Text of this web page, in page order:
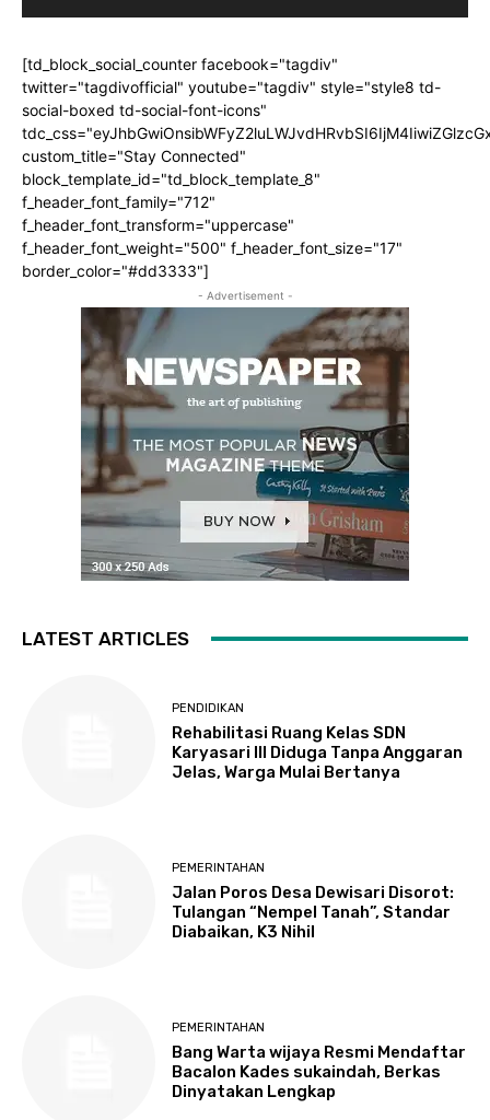
[td_block_social_counter facebook="tagdiv"
twitter="tagdivofficial" youtube="tagdiv" style="style8 td-
social-boxed td-social-font-icons"
custom_title="Stay Connected"
block_template_id="td_block_template_8"
f_header_font_family="712"
f_header_font_transform="uppercase"
f_header_font_weight="500" f_header_font_size="17"
border_color="#dd3333"]
- Advertisement -
LATEST ARTICLES
PENDIDIKAN
Rehabilitasi Ruang Kelas SDN
Karyasari III Diduga Tanpa Anggaran
Jelas, Warga Mulai Bertanya
PEMERINTAHAN
Jalan Poros Desa Dewisari Disorot:
Tulangan “Nempel Tanah”, Standar
Diabaikan, K3 Nihil
PEMERINTAHAN
Bang Warta wijaya Resmi Mendaftar
Bacalon Kades sukaindah, Berkas
Dinyatakan Lengkap